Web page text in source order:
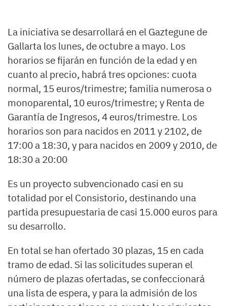
La iniciativa se desarrollará en el Gaztegune de
Gallarta los lunes, de octubre a mayo. Los
horarios se fijarán en función de la edad y en
cuanto al precio, habrá tres opciones: cuota
normal, 15 euros/trimestre; familia numerosa o
monoparental, 10 euros/trimestre; y Renta de
Garantía de Ingresos, 4 euros/trimestre. Los
horarios son para nacidos en 2011 y 2102, de
17:00 a 18:30, y para nacidos en 2009 y 2010, de
18:30 a 20:00
Es un proyecto subvencionado casi en su
totalidad por el Consistorio, destinando una
partida presupuestaria de casi 15.000 euros para
su desarrollo.
En total se han ofertado 30 plazas, 15 en cada
tramo de edad. Si las solicitudes superan el
número de plazas ofertadas, se confeccionará
una lista de espera, y para la admisión de los